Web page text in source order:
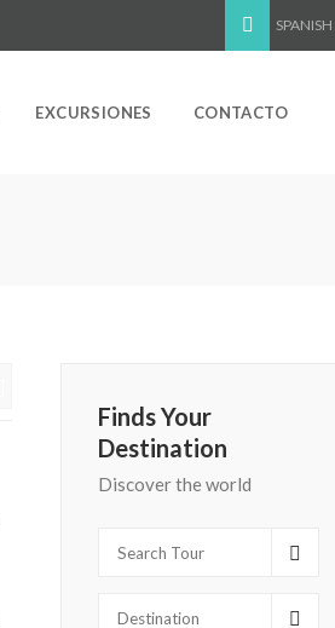
SPANISH
EXCURSIONES CONTACTO
Finds Your
Destination
Discover the world